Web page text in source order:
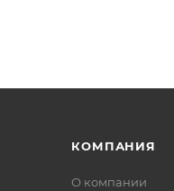
КОМПАНИЯ
О компании